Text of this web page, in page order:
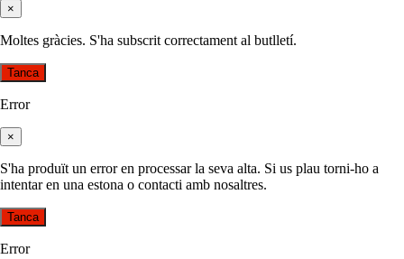
×
Moltes gràcies. S'ha subscrit correctament al butlletí.
Tanca
Error
×
S'ha produït un error en processar la seva alta. Si us plau torni-ho a
intentar en una estona o contacti amb nosaltres.
Tanca
Error